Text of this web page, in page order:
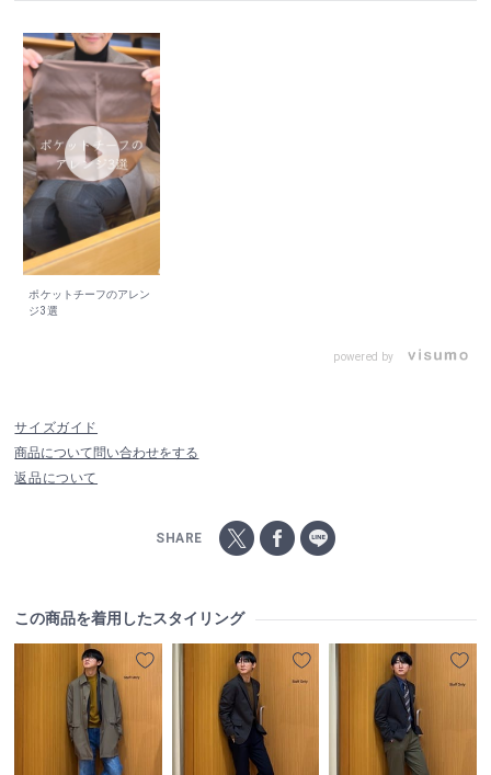
ポケットチーフのアレン
ジ3選
powered by
サイズガイド
商品について問い合わせをする
返品について
SHARE
この商品を着用したスタイリング